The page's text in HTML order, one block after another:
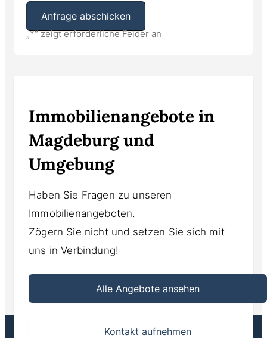
„*“ zeigt erforderliche Felder an
Alternative:
Immobilienangebote in
Magdeburg und
Umgebung
Haben Sie Fragen zu unseren
Immobilienangeboten.
Zögern Sie nicht und setzen Sie sich mit
uns in Verbindung!
Alle Angebote ansehen
Kontakt aufnehmen